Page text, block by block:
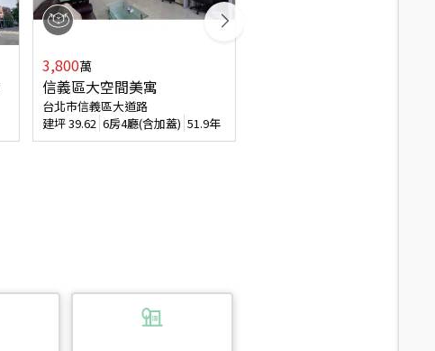
3,800萬
信義區大空間美寓
台北市信義區大道路
建坪39.62 6房4廳(含加蓋) 51.9年